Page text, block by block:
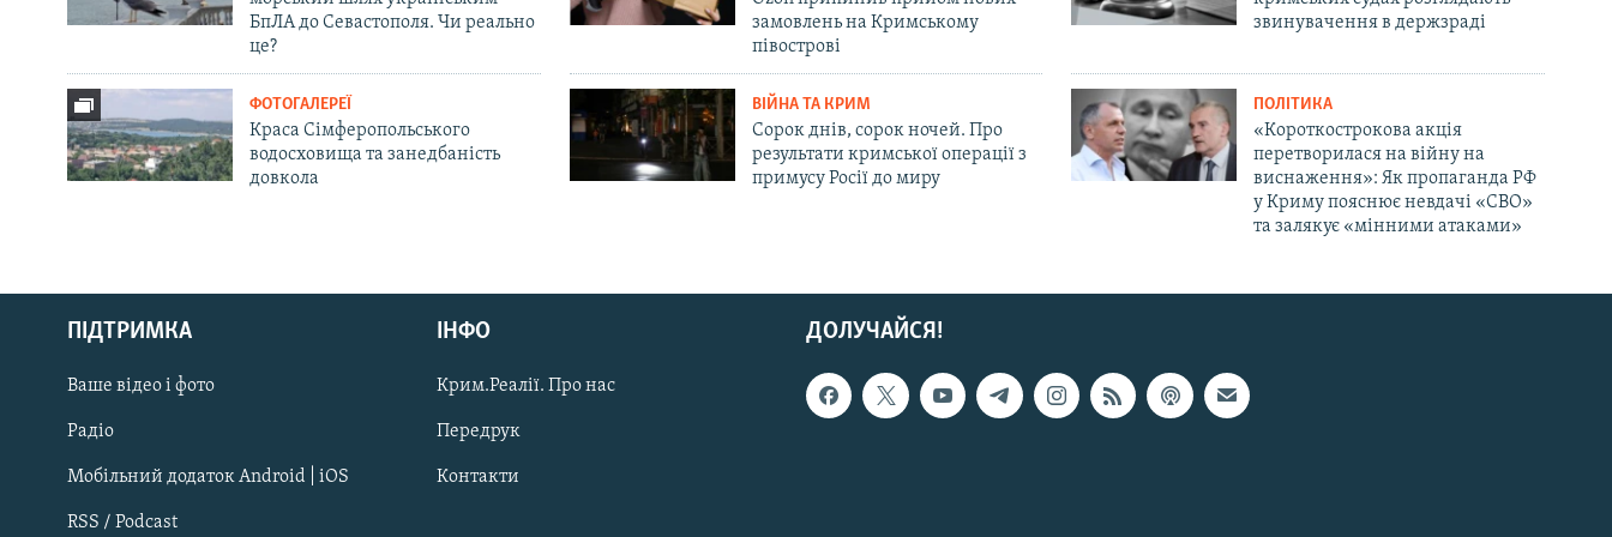
Русский
Qırımtatar
ДОЛУЧАЙСЯ!
БпЛА до Севастополя. Чи реально
це?
замовлень на Кримському
півострові
звинувачення в держзраді
ФОТОГАЛЕРЕЇ
Краса Сімферопольського
водосховища та занедбаність
довкола
ВІЙНА ТА КРИМ
Сорок днів, сорок ночей. Про
результати кримської операції з
примусу Росії до миру
ПОЛІТИКА
«Короткострокова акція
перетворилася на війну на
виснаження»: Як пропаганда РФ
у Криму пояснює невдачі «СВО»
та залякує «мінними атаками»
ДОЛУЧАЙСЯ!
ПІДТРИМКА
Ваше відео і фото
Радіо
Мобільний додаток Android | iOS
RSS / Podcast
ІНФО
Крим.Реалії. Про нас
Передрук
Контакти